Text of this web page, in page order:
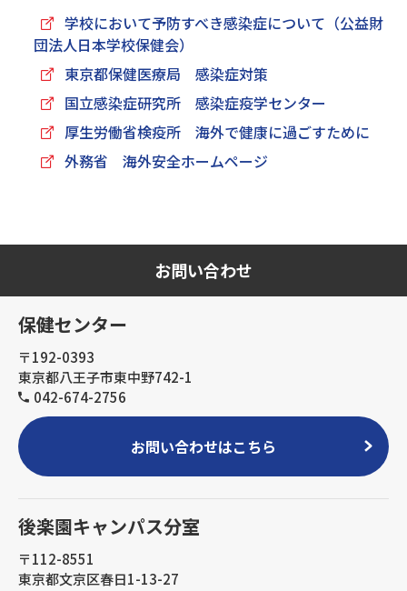
学校において予防すべき感染症について（公益財
団法人日本学校保健会）
東京都保健医療局 感染症対策
国立感染症研究所 感染症疫学センター
厚生労働省検疫所 海外で健康に過ごすために
外務省 海外安全ホームページ
お問い合わせ
保健センター
〒192-0393
東京都八王子市東中野742-1
042-674-2756
お問い合わせはこちら
後楽園キャンパス分室
〒112-8551
東京都文京区春日1-13-27